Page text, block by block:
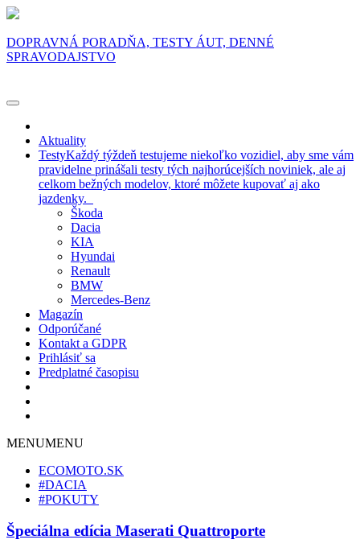
DOPRAVNÁ PORADŇA, TESTY ÁUT, DENNÉ
SPRAVODAJSTVO
Aktuality
TestyKaždý týždeň testujeme niekoľko vozidiel, aby sme vám
pravidelne prinášali testy tých najhorúcejších noviniek, ale aj
celkom bežných modelov, ktoré môžete kupovať aj ako
jazdenky.
Škoda
Dacia
KIA
Hyundai
Renault
BMW
Mercedes-Benz
Magazín
Odporúčané
Kontakt a GDPR
Prihlásiť sa
Predplatné časopisu
MENUMENU
ECOMOTO.SK
#DACIA
#POKUTY
Špeciálna edícia Maserati Quattroporte